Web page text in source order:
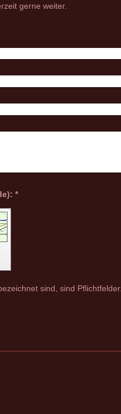
gerne weiter.
Captcha (Spam-Schutz-Code): *
sind, sind Pflichtfelder.